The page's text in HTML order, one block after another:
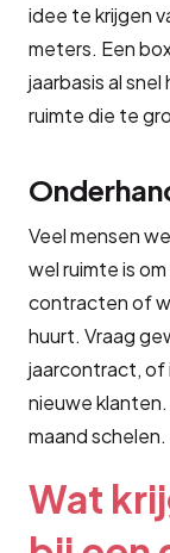
idee te krijgen
meters. Een
jaarbasis al
ruimte die te
Veel mensen
wel ruimte is
contracten of
huurt. Vraag
jaarcontract, of
nieuwe
maand schelen.
Wat